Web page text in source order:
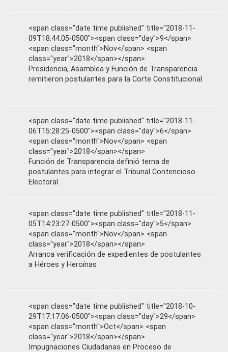
<span class="date time published" title="2018-11-
09T18:44:05-0500"><span class="day">9</span>
<span class="month">Nov</span> <span
class="year">2018</span></span>
Presidencia, Asamblea y Función de Transparencia
remitieron postulantes para la Corte Constitucional
<span class="date time published" title="2018-11-
06T15:28:25-0500"><span class="day">6</span>
<span class="month">Nov</span> <span
class="year">2018</span></span>
Función de Transparencia definió terna de
postulantes para integrar el Tribunal Contencioso
Electoral
<span class="date time published" title="2018-11-
05T14:23:27-0500"><span class="day">5</span>
<span class="month">Nov</span> <span
class="year">2018</span></span>
Arranca verificación de expedientes de postulantes
a Héroes y Heroínas
<span class="date time published" title="2018-10-
29T17:17:06-0500"><span class="day">29</span>
<span class="month">Oct</span> <span
class="year">2018</span></span>
Impugnaciones Ciudadanas en Proceso de